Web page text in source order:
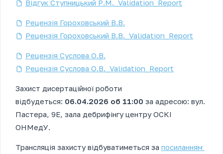
Відгук Ступницький Р.М._Validation_Report
Рецензія Гороховський В.В.
Рецензія Гороховський В.В._Validation_Report
Рецензія Суслова О.В.
Рецензія Суслова О.В._Validation_Report
Захист дисертаційної роботи
відбудеться: 06.04.2026 об 11:00 за адресою: вул.
Пастера, 9Е, зала дебрифінгу центру ОСКІ
ОНМедУ.
Трансляція захисту відбуватиметься за посиланням